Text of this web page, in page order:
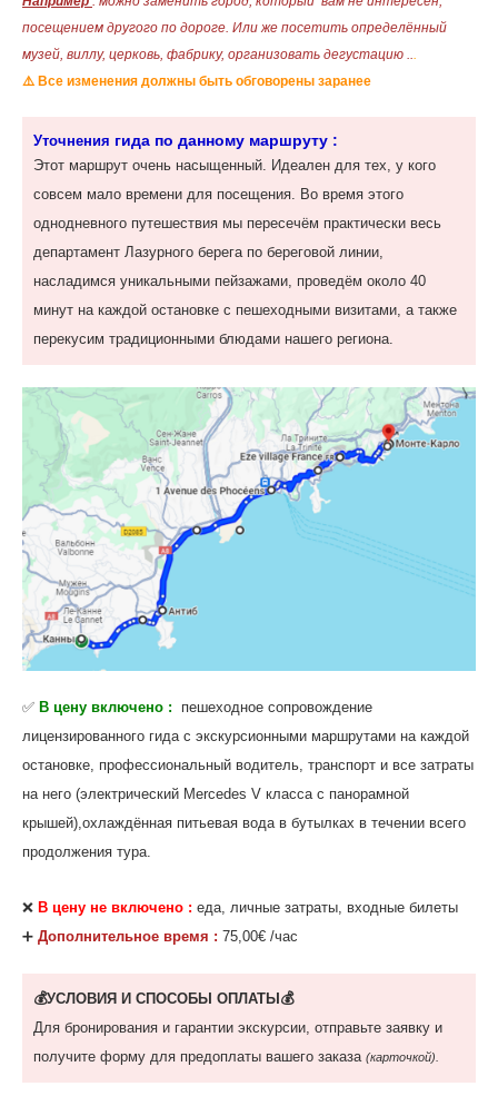
посещением другого по дороге. Или же посетить определённый
музей, виллу, церковь, фабрику, организовать дегустацию ...
⚠️ Все изменения должны быть обговорены заранее
Уточнения гида по данному маршруту :
Этот маршрут очень насыщенный. Идеален для тех, у кого
совсем мало времени для посещения. Во время этого
однодневного путешествия мы пересечём практически весь
департамент Лазурного берега по береговой линии,
насладимся уникальными пейзажами, проведём около 40
минут на каждой остановке с пешеходными визитами, а также
перекусим традиционными блюдами нашего региона.
✅ В цену включено :
пешеходное сопровождение
лицензированного гида с экскурсионными маршрутами на каждой
остановке, профессиональный водитель, транспорт и все затраты
на него (электрический Mercedes V класса с панорамной
крышей),охлаждённая питьевая вода в бутылках в течении всего
продолжения тура.
❌ В цену не включено : еда, личные затраты, входные билеты
‌➕ Дополнительное время : 75,00€ /час
💰УСЛОВИЯ И СПОСОБЫ ОПЛАТЫ💰
Для бронирования и гарантии экскурсии, отправьте заявку и
получите форму для предоплаты вашего заказа (карточкой).